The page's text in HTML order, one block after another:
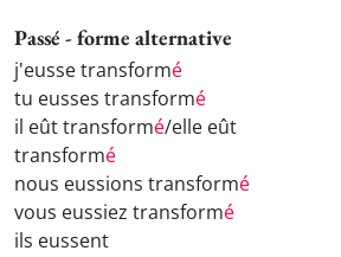
Passé - forme alternative
j'eusse transformé
tu eusses transformé
il eût transformé/elle eût
transformé
nous eussions transformé
vous eussiez transformé
ils eussent